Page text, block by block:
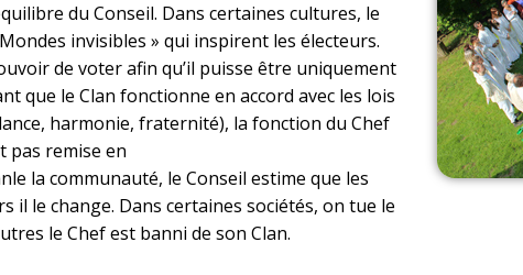
du Conseil. Dans certaines cultures, le
invisibles » qui inspirent les électeurs.
de voter afin qu’il puisse être uniquement
que le Clan fonctionne en accord avec les lois
harmonie, fraternité), la fonction du Chef
pas remise en
la communauté, le Conseil estime que les
il le change. Dans certaines sociétés, on tue le
le Chef est banni de son Clan.